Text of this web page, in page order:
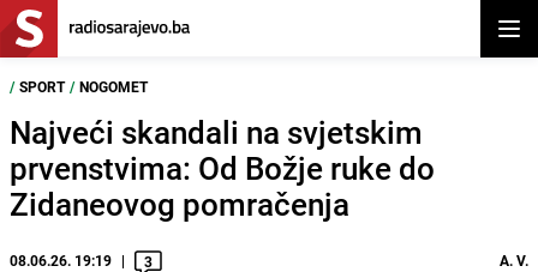
/ SPORT / NOGOMET
Najveći skandali na svjetskim
prvenstvima: Od Božje ruke do
Zidaneovog pomračenja
08.06.26. 19:19 3 A. V.